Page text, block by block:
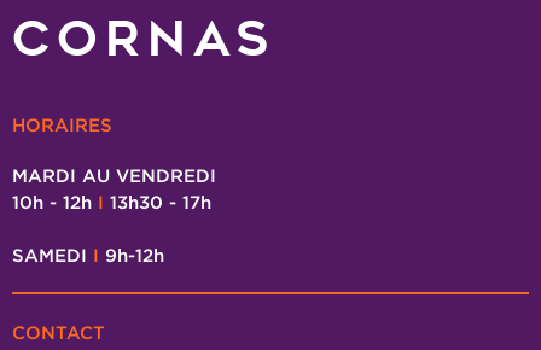
CORNAS
HORAIRES
MARDI AU VENDREDI
10h - 12h I 13h30 - 17h
SAMEDI I 9h-12h
CONTACT